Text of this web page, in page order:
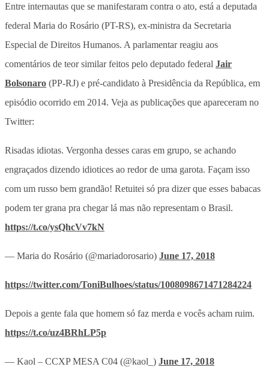
Entre internautas que se manifestaram contra o ato, está a deputada
federal Maria do Rosário (PT-RS), ex-ministra da Secretaria
Especial de Direitos Humanos. A parlamentar reagiu aos
comentários de teor similar feitos pelo deputado federal Jair
Bolsonaro (PP-RJ) e pré-candidato à Presidência da República, em
episódio ocorrido em 2014. Veja as publicações que apareceram no
Twitter:
Risadas idiotas. Vergonha desses caras em grupo, se achando
engraçados dizendo idiotices ao redor de uma garota. Façam isso
com um russo bem grandão! Retuitei só pra dizer que esses babacas
podem ter grana pra chegar lá mas não representam o Brasil.
https://t.co/ysQhcVv7kN
— Maria do Rosário (@mariadorosario) June 17, 2018
https://twitter.com/ToniBulhoes/status/1008098671471284224
Depois a gente fala que homem só faz merda e vocês acham ruim.
https://t.co/uz4BRhLP5p
— Kaol – CCXP MESA C04 (@kaol_) June 17, 2018